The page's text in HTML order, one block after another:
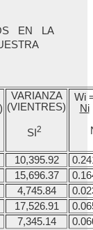
EN LA
VARIANZA
(VIENTRES)
SI2
Wi
Ni
10,395.92
15,696.37
4,745.84
17,526.91
7,345.14